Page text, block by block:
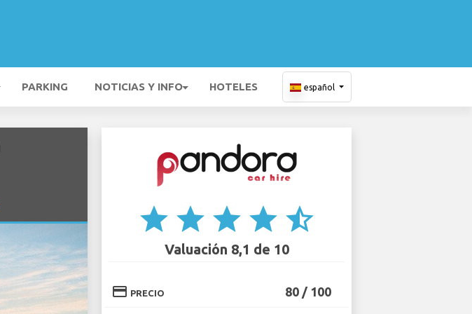
PARKING NOTICIAS Y INFO HOTELES español
star star star star star_half
Valuación 8,1 de 10
credit_card PRECIO 80 / 100